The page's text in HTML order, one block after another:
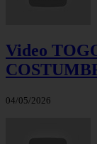
Video
04/05/2026